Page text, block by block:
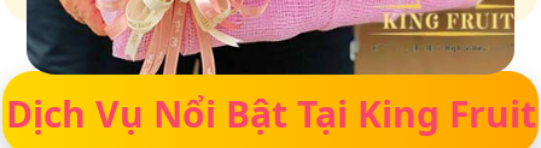
Dịch Vụ Nổi Bật Tại King Fruit